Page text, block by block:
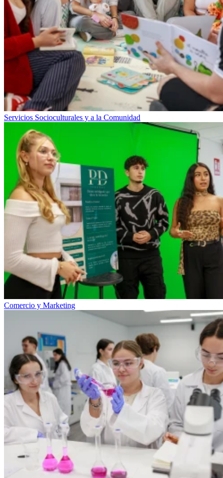
Servicios Socioculturales y a la Comunidad
Comercio y Marketing